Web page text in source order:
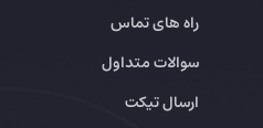
راه های تماس
سوالات متداول
ارسال تیکت